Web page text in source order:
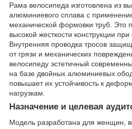
Рама велосипеда изготовлена из
алюминиевого сплава с
механической формовки труб. Это
высокой жесткости конструкции при
Внутренняя проводка тросов
от грязи и механических
велосипеду эстетичный
на базе двойных алюминиевых
повышает их устойчивость к
нагрузкам.
Назначение и целевая
Модель разработана для женщин,